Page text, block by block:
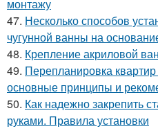
монтажу
47. Несколько способов
чугунной ванны на
48. Крепление акриловой
49. Перепланировка
основные принципы и
50. Как надежно закрепить
руками. Правила установки